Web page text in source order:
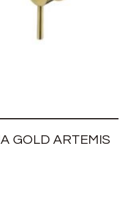
GOLD ARTEMIS